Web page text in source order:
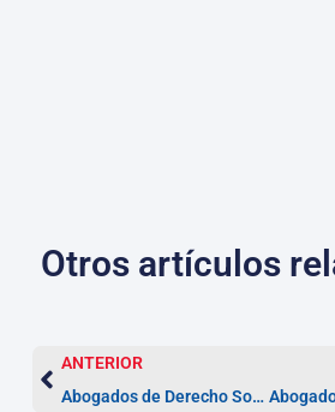
Otros artículos
ANTERIOR
Abogados de Derecho Societario en Almería